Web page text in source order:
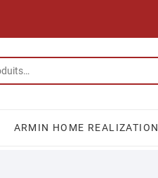
ARMIN HOME REALIZATION